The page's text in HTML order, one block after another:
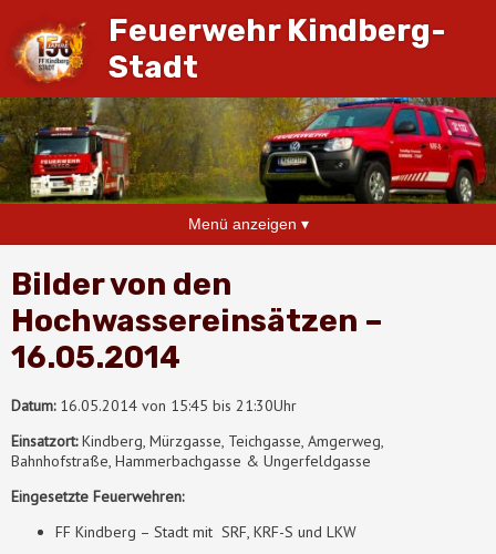
Feuerwehr Kindberg-
Stadt
Menü anzeigen ▾
Bilder von den
Hochwassereinsätzen –
16.05.2014
Datum: 16.05.2014 von 15:45 bis 21:30Uhr
Einsatzort:Kindberg, Mürzgasse, Teichgasse, Amgerweg,
Bahnhofstraße, Hammerbachgasse & Ungerfeldgasse
Eingesetzte Feuerwehren:
FF Kindberg – Stadt mit SRF, KRF-S und LKW